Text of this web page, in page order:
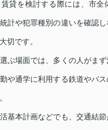
貸を検討する際には、市全
計や犯罪種別の違いを確認
切です。
ぶ場面では、多くの人がま
や通学に利用する鉄道やバ
基本計画などでも、交通結